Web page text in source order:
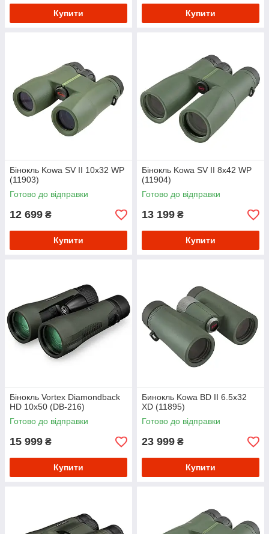
Купити Купити
Бінокль Kowa SV II 10x32 WP
(11903)
Готово до відправки
12 699 ₴
Купити
Бінокль Kowa SV II 8x42 WP
(11904)
Готово до відправки
13 199 ₴
Купити
Бінокль Vortex Diamondback
HD 10x50 (DB-216)
Готово до відправки
15 999 ₴
Купити
Бинокль Kowa BD II 6.5x32
XD (11895)
Готово до відправки
23 999 ₴
Купити